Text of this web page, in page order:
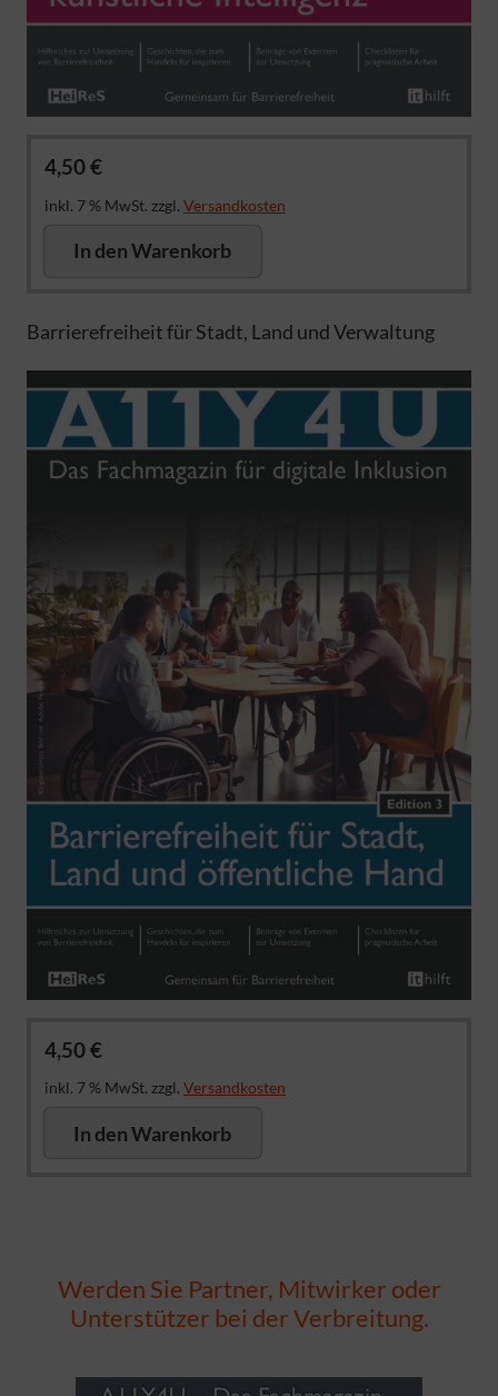
4,50€
inkl. 7 % MwSt. zzgl. Versandkosten
In den Warenkorb
Barrierefreiheit für Stadt, Land und Verwaltung
4,50€
inkl. 7 % MwSt. zzgl. Versandkosten
In den Warenkorb
Werden Sie Partner, Mitwirker oder
Unterstützer bei der Verbreitung.